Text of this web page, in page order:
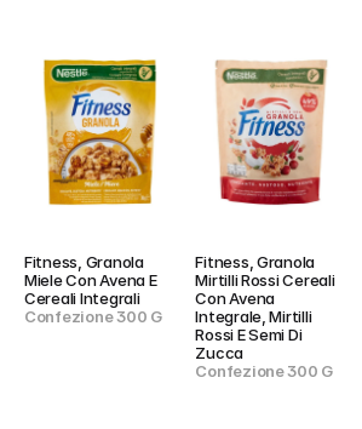
Fitness, Granola
Miele Con Avena E
Cereali Integrali
Confezione 300 G
Fitness, Granola
Mirtilli Rossi Cereali
Con Avena
Integrale, Mirtilli
Rossi E Semi Di
Zucca
Confezione 300 G